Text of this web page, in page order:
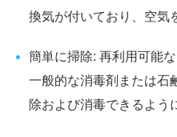
換気が付いており、空気
簡単に掃除: 再利用可能
一般的な消毒剤または石
除および消毒できるよう